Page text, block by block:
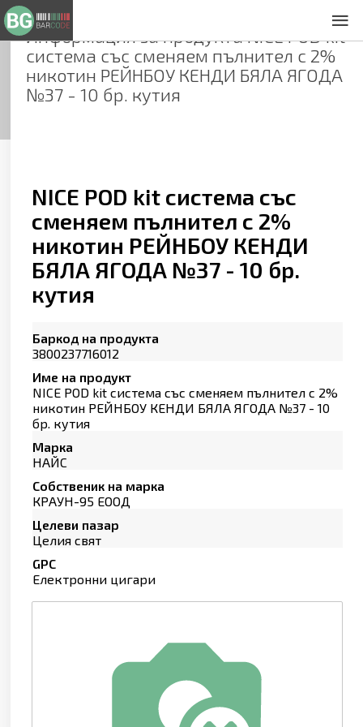
Информация за продуктаNICE POD kit
система със сменяем пълнител с 2%
никотин РЕЙНБОУ КЕНДИ БЯЛА ЯГОДА
№37 - 10 бр. кутия
NICE POD kit система със
сменяем пълнител с 2%
никотин РЕЙНБОУ КЕНДИ
БЯЛА ЯГОДА №37 - 10 бр.
кутия
Баркод на продукта
3800237716012
Име на продукт
NICE POD kit система със сменяем пълнител с 2%
никотин РЕЙНБОУ КЕНДИ БЯЛА ЯГОДА №37 - 10
бр. кутия
Марка
НАЙС
Собственик на марка
КРАУН-95 ЕООД
Целеви пазар
Целия свят
GPC
Електронни цигари
Общи условия
Декларация за проверителност
Заснемане на продукти